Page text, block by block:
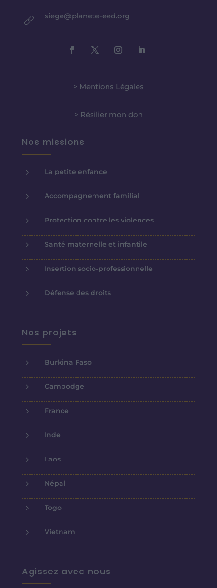
siege@planete-eed.org
> Mentions Légales
> Résilier mon don
Nos missions
5 La petite enfance
5 Accompagnement familial
5 Protection contre les violences
5 Santé maternelle et infantile
5 Insertion socio-professionnelle
5 Défense des droits
Nos projets
5 Burkina Faso
5 Cambodge
5 France
5 Inde
5 Laos
5 Népal
5 Togo
5 Vietnam
Agissez avec nous